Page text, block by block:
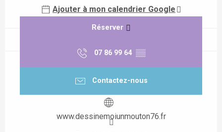
Ajouter à mon calendrier Google
Réserver
07 86 99 64 ▒▒
Contactez-nous
www.dessinemoiunmouton76.fr